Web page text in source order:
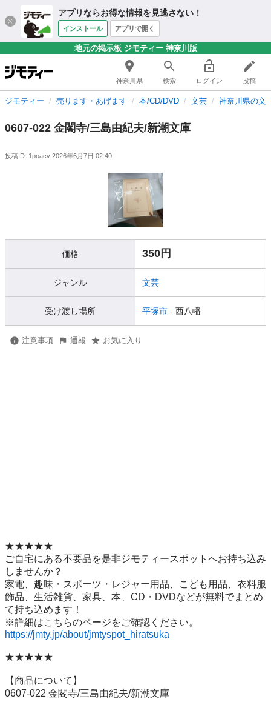
アプリならお得な情報を見逃さない！
インストール アプリで開く
地元の掲示板 ジモティー 神奈川版
神奈川県 検索 ログイン 投稿
ジモティー 売ります・あげます 本/CD/DVD 文芸 神奈川県の文
0607-022 金閣寺/三島由紀夫/新潮文庫
投稿ID: 1poacv 2026年6月7日 02:40
価格 350円
ジャンル 文芸
受け渡し場所 平塚市 - 西八幡
注意事項 通報 お気に入り
★★★★★
ご自宅にある不要品を是非ジモティースポットへお持ち込み
しませんか？
家電、趣味・スポーツ・レジャー用品、こども用品、衣料服
飾品、生活雑貨、家具、本、CD・DVDなどが無料でまとめ
て持ち込めます！
https://jmty.jp/about/jmtyspot_hiratsuka
★★★★★
【商品について】
0607-022 金閣寺/三島由紀夫/新潮文庫